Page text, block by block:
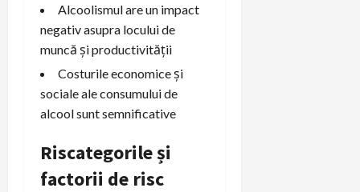
Alcoolismul are un impact
negativ asupra locului de
muncă și productivității
Costurile economice și
sociale ale consumului de
alcool sunt semnificative
Riscategorile și
factorii de risc